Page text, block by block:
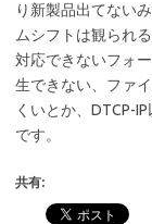
り新製品出てない
ムシフトは観られ
対応できないフォ
生できない、ファ
くいとか、DTCP-
です。
共有: